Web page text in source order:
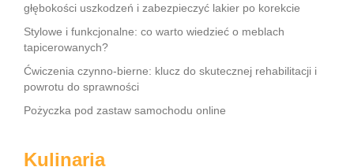
głębokości uszkodzeń i zabezpieczyć lakier po korekcie
Stylowe i funkcjonalne: co warto wiedzieć o meblach
tapicerowanych?
Ćwiczenia czynno-bierne: klucz do skutecznej rehabilitacji i
powrotu do sprawności
Pożyczka pod zastaw samochodu online
Kulinaria